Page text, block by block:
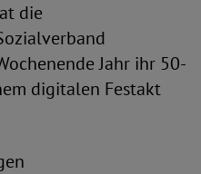
die
Jahr ihr 50-
digitalen Festakt